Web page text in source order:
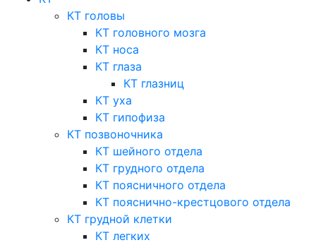
КТ головы
КТ головного мозга
КТ носа
КТ глаза
КТ глазниц
КТ уха
КТ гипофиза
КТ позвоночника
КТ шейного отдела
КТ грудного отдела
КТ поясничного отдела
КТ пояснично-крестцового отдела
КТ грудной клетки
КТ легких